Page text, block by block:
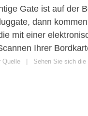
Gate ist auf der
dann
mit einer
Ihrer
Quelle Sehen Sie sich